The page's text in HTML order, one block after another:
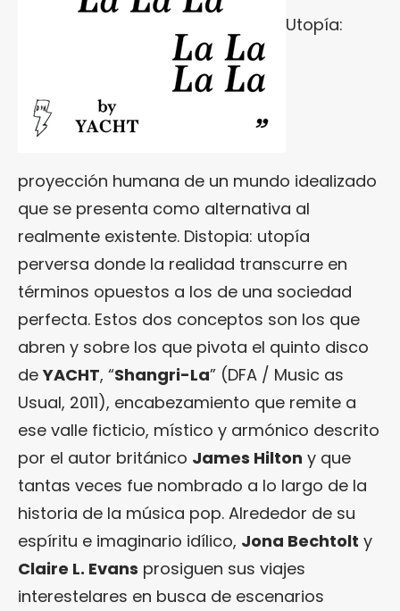
Utopía:
proyección humana de un mundo idealizado
que se presenta como alternativa al
realmente existente. Distopia: utopía
perversa donde la realidad transcurre en
términos opuestos a los de una sociedad
perfecta. Estos dos conceptos son los que
abren y sobre los que pivota el quinto disco
deYACHT, “Shangri-La” (DFA / Music as
Usual, 2011), encabezamiento que remite a
ese valle ficticio, místico y armónico descrito
por el autor británico James Hilton y que
tantas veces fue nombrado a lo largo de la
historia de la música pop. Alrededor de su
espíritu e imaginario idílico, Jona Bechtolt y
Claire L. Evans prosiguen sus viajes
interestelares en busca de escenarios